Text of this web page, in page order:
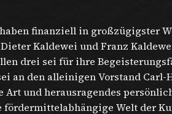
finanziell in großzügigster
Kaldewei und Franz
drei sei für ihre
an den alleinigen Vorstand Carl-
und herausragendes
Welt der